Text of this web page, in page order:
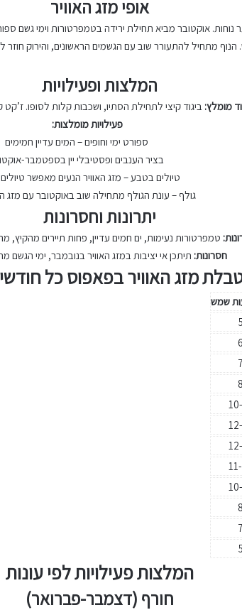
אופי מזג האוויר
אוקטובר מביא תחילת ירידה בטמפרטורות וימי גשם
מתחיל להתעורר שוב עם הגשמים הראשונים, והירוק חוזר
המלצות ופעילויות
מומלץ: ביגוד קיצי לתחילת הסתיו, ושכבות קלות לסופו.
פעילויות מומלצות:
ספורט ימי וחופים – המים עדיין חמימים
בציר הענבים ופסטיבלי יין בספטמבר-
טיולים בטבע – מזג האוויר הנעים מאפשר
גולף – עונת הגולף מתחילה שוב באוקטובר עם מזג
יתרונות וחסרונות
טמפרטורות נעימות, ים חמים עדיין, פחות תיירים מהקיץ,
חסרונות: תיתכן אי יציבות במזג האוויר בנובמבר, ימי הגשם
מזג האוויר בפאפוס כל
שמש
המלצות פעילויות לפי עונות
חורף (דצמבר-פברואר)